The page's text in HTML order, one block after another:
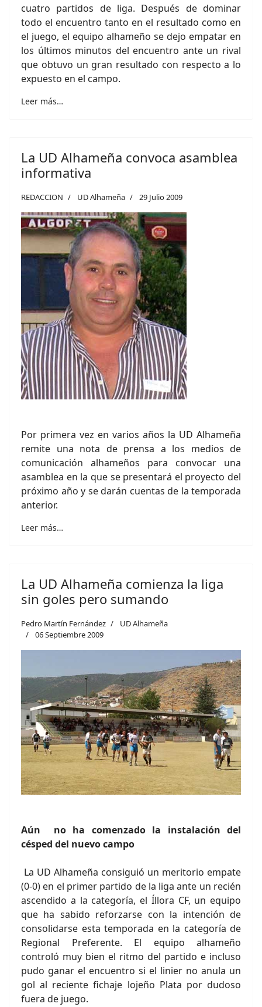
cuatro partidos de liga. Después de dominar
todo el encuentro tanto en el resultado como en
el juego, el equipo alhameño se dejo empatar en
los últimos minutos del encuentro ante un rival
que obtuvo un gran resultado con respecto a lo
expuesto en el campo.
Leer más…
La UD Alhameña convoca asamblea
informativa
REDACCION UD Alhameña 29 Julio 2009
Por primera vez en varios años la UD Alhameña
remite una nota de prensa a los medios de
comunicación alhameños para convocar una
asamblea en la que se presentará el proyecto del
próximo año y se darán cuentas de la temporada
anterior.
Leer más…
La UD Alhameña comienza la liga
sin goles pero sumando
Pedro Martín Fernández
UD Alhameña
06 Septiembre 2009
Aún no ha comenzado la instalación del
césped del nuevo campo
La UD Alhameña consiguió un meritorio empate
(0-0) en el primer partido de la liga ante un recién
ascendido a la categoría, el Íllora CF, un equipo
que ha sabido reforzarse con la intención de
consolidarse esta temporada en la categoría de
Regional Preferente. El equipo alhameño
controló muy bien el ritmo del partido e incluso
pudo ganar el encuentro si el linier no anula un
gol al reciente fichaje lojeño Plata por dudoso
fuera de juego.